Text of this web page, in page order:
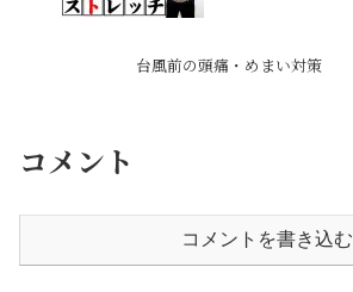
台風前の頭痛・めまい対策
コメント
コメントを書き込む